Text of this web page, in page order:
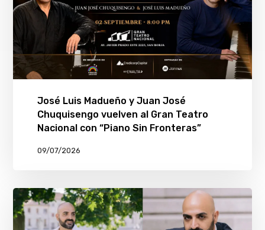
José Luis Madueño y Juan José
Chuquisengo vuelven al Gran Teatro
Nacional con “Piano Sin Fronteras”
09/07/2026